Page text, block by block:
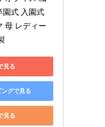
園式 入園式
母 レディー
見る
グで見る
見る